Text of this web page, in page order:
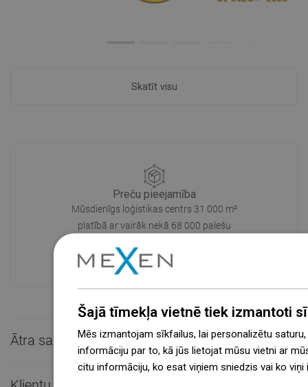
Skatīt visu
Preču pieejamība
Mūsdienīgs loģistikas centrs 31 000 m²
platībā ar vairāk nekā 68 000 palešu
pieejamo produktu!
Ātra saziņa 
Šajā tīmekļa vietnē tiek izmantoti
Mēs izmantojam sīkfailus, lai personalizētu
informāciju par to, kā jūs lietojat mūsu vietni ar
citu informāciju, ko esat viņiem sniedzis vai ko